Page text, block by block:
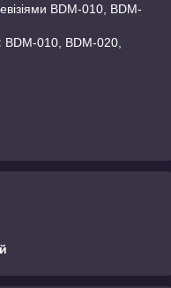
BDM-010, BDM-
BDM-010, BDM-020,